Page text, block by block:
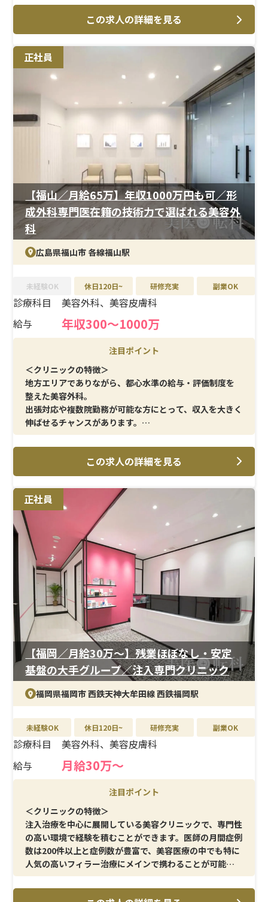
＜メイン施術＞
脱毛施術を中心に、発毛や美肌に関する注射・採血・点
滴などを担当していただきます。ルーティン業務が多く、
美容医療の現場を経験したい方にも入りやすい内容です。
＜待遇＞
時給1,800円スタートで、社会保険は勤務条件を満たせば
加入可能。交通費全額支給や社割制度、制服貸与など、ア
ルバイトでも働きやすい環境が整っています。プライベー
トと両立しながら、美容クリニックでの経験を積みたい
方におすすめです。
この求人の詳細を見る
正社員
【福山／月給65万】年収1000万円も可／形
成外科専門医在籍の技術力で選ばれる美容外
科
広島県福山市 各線福山駅
未経験OK 休日120日~ 研修充実 副業OK
診療科目
美容外科、美容皮膚科
給与
年収300〜1000万
注目ポイント
＜クリニックの特徴＞
地方エリアでありながら、都心水準の給与・評価制度を
整えた美容外科。
出張対応や複数院勤務が可能な方にとって、収入を大きく
伸ばせるチャンスがあります。
＜メイン施術＞
美容外科・美容皮膚科領域の自由診療。
高い技術力を持つ医師と連携し、質の高いカウンセリン
グを行えます。
＜研修制度＞
受付業務から段階的にスタートし、クリニック全体の流
れを理解した上でカウンセラーへ。
経験者でも基礎から見直せるため、環境が変わっても安
心です。
＜待遇＞
月給65万円可、インセンティブ次第で年収1000万円も現
実的。
年間休日125日、福利厚生も大手水準で、地方でも妥協し
ない転職を実現できます。
この求人の詳細を見る
正社員
【福岡／月給30万〜】残業ほぼなし・安定
基盤の大手グループ／注入専門クリニック
福岡県福岡市 西鉄天神大牟田線 西鉄福岡駅
未経験OK 休日120日~ 研修充実 副業OK
診療科目
美容外科、美容皮膚科
給与
月給30万～
注目ポイント
＜クリニックの特徴＞
注入治療を中心に展開している美容クリニックで、専門性
の高い環境で経験を積むことができます。医師の月間症例
数は200件以上と症例数が豊富で、美容医療の中でも特に
人気の高いフィラー治療にメインで携わることが可能で
す。外科施術のように変化を実感しやすい施術を扱うた
め、患者様満足度の高い医療に関われる点も魅力です。